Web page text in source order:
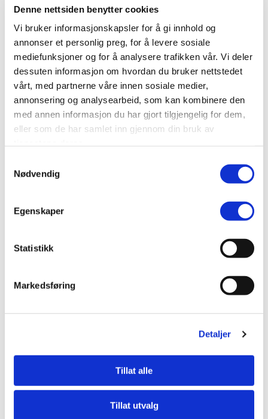
Denne nettsiden benytter cookies
Vi bruker informasjonskapsler for å gi innhold og
annonser et personlig preg, for å levere sosiale
mediefunksjoner og for å analysere trafikken vår. Vi deler
dessuten informasjon om hvordan du bruker nettstedet
vårt, med partnerne våre innen sosiale medier,
annonsering og analysearbeid, som kan kombinere den
med annen informasjon du har gjort tilgjengelig for dem,
eller som de har samlet inn gjennom din bruk av
Nødvendig
Egenskaper
Statistikk
Markedsføring
Detaljer
Tillat alle
Tillat utvalg
Mer
Mer
Mer
Kontakt oss - Prisforespørsel
FIRMANAVN
Hva gjelder henvendelsen?